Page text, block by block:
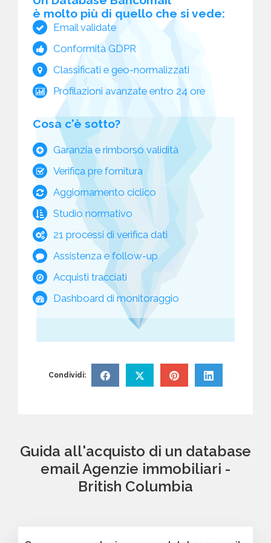
è molto più di quello che si vede:
Email validate
Conformità GDPR
Classificati e geo-normalizzati
Profilazioni avanzate entro 24 ore
Cosa c'è sotto?
Garanzia e rimborso validità
Verifica pre fornitura
Aggiornamento ciclico
Studio normativo
21 processi di verifica dati
Assistenza e follow-up
Acquisti tracciati
Dashboard di monitoraggio
Condividi:
Guida all'acquisto di un database
email Agenzie immobiliari -
British Columbia